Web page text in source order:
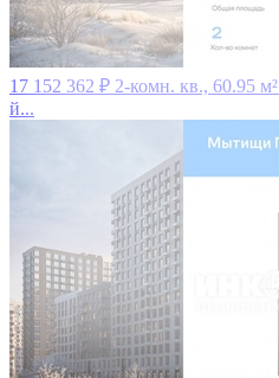
17 152 362 ₽ 2-комн. кв., 60.95 м²
й...